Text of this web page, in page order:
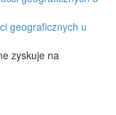
geograficznych u
zyskuje na